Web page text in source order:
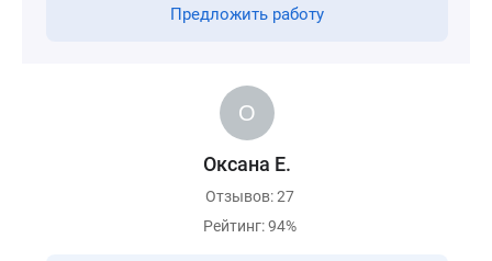
Предложить работу
Оксана Е.
Отзывов: 27
Рейтинг: 94%